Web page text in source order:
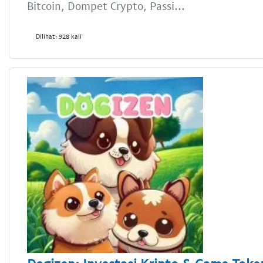
Bitcoin, Dompet Crypto, Passi...
Dilihat: 928 kali